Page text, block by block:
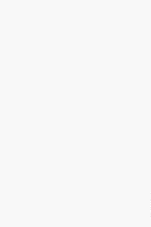
Bürgerverein
Bürgerverein “Lebensfreude”
Dorfgemeinschaftsraum